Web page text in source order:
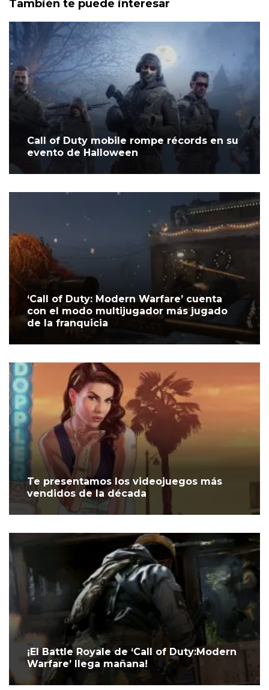
También te puede interesar
Call of Duty mobile rompe récords en su
evento de Halloween
‘Call of Duty: Modern Warfare’ cuenta
con el modo multijugador más jugado
de la franquicia
Te presentamos los videojuegos más
vendidos de la década
¡El Battle Royale de ‘Call of Duty:Modern
Warfare’ llega mañana!